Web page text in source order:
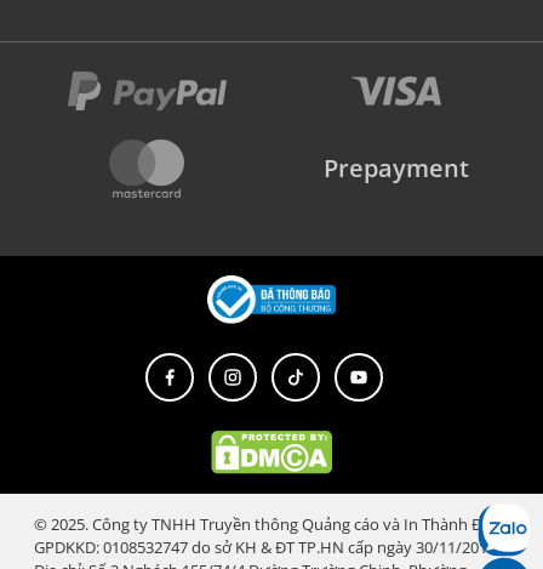
Prepayment
© 2025. Công ty TNHH Truyền thông Quảng cáo và In Thành Đạt.
GPDKKD: 0108532747 do sở KH & ĐT TP.HN cấp ngày 30/11/2018.